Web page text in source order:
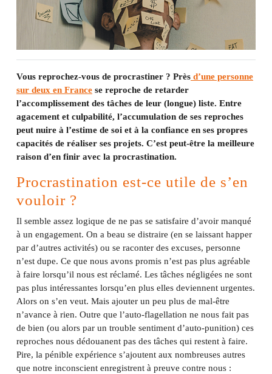
Vous reprochez-vous de procrastiner ? Près d’une personne
sur deux en France se reproche de retarder
l’accomplissement des tâches de leur (longue) liste. Entre
agacement et culpabilité, l’accumulation de ses reproches
peut nuire à l’estime de soi et à la confiance en ses propres
capacités de réaliser ses projets. C’est peut-être la meilleure
raison d’en finir avec la procrastination.
Procrastination est-ce utile de s’en
vouloir ?
Il semble assez logique de ne pas se satisfaire d’avoir manqué
à un engagement. On a beau se distraire (en se laissant happer
par d’autres activités) ou se raconter des excuses, personne
n’est dupe. Ce que nous avons promis n’est pas plus agréable
à faire lorsqu’il nous est réclamé. Les tâches négligées ne sont
pas plus intéressantes lorsqu’en plus elles deviennent urgentes.
Alors on s’en veut. Mais ajouter un peu plus de mal-être
n’avance à rien. Outre que l’auto-flagellation ne nous fait pas
de bien (ou alors par un trouble sentiment d’auto-punition) ces
reproches nous dédouanent pas des tâches qui restent à faire.
Pire, la pénible expérience s’ajoutent aux nombreuses autres
que notre inconscient enregistrent à preuve contre nous :